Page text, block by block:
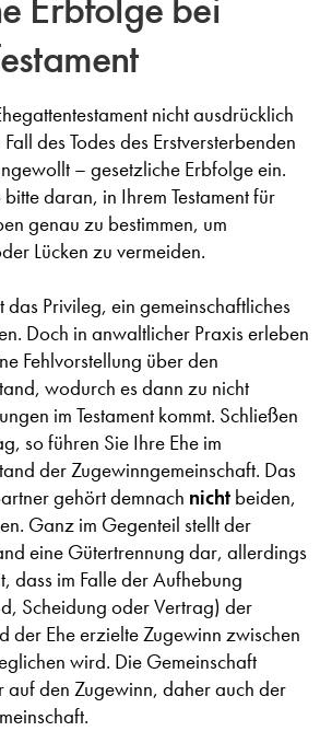
nicht ausdrücklich
des Todes des Erstversterbenden
– gesetzliche Erbfolge ein.
daran, in Ihrem Testament für
genau zu bestimmen, um
Lücken zu vermeiden.
das Privileg, ein gemeinschaftliches
Doch in anwaltlicher Praxis erleben
Fehlvorstellung über den
wodurch es dann zu nicht
im Testament kommt. Schließen
so führen Sie Ihre Ehe im
der Zugewinngemeinschaft. Das
gehört demnach nicht beiden,
Ganz im Gegenteil stellt der
eine Gütertrennung dar, allerdings
dass im Falle der Aufhebung
Scheidung oder Vertrag) der
der Ehe erzielte Zugewinn zwischen
wird. Die Gemeinschaft
auf den Zugewinn, daher auch der